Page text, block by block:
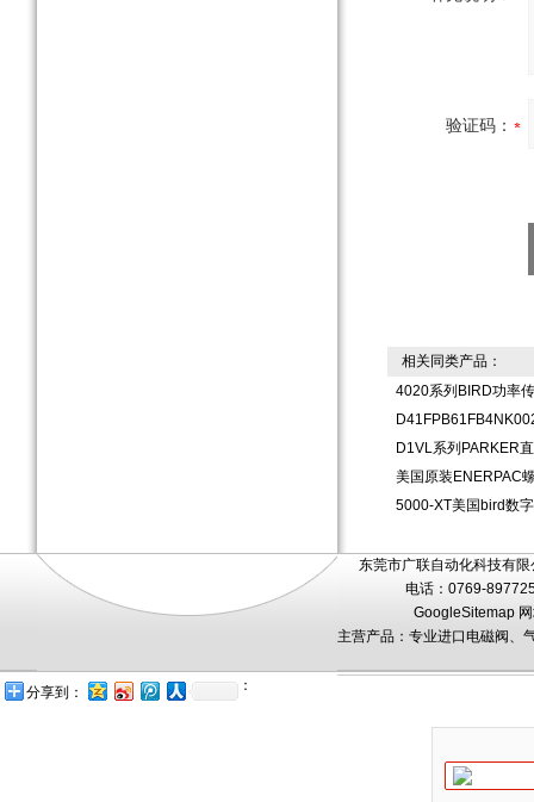
验证码：
相关同类产品：
4020系列BIRD功率
D1VL系列PARKER
美国原装ENERPAC
5000-XT美国bird数
东莞市广联自动化科技有
电话：0769-
GoogleSitemap
主营产品：专业进口电磁阀、
：
分享到：